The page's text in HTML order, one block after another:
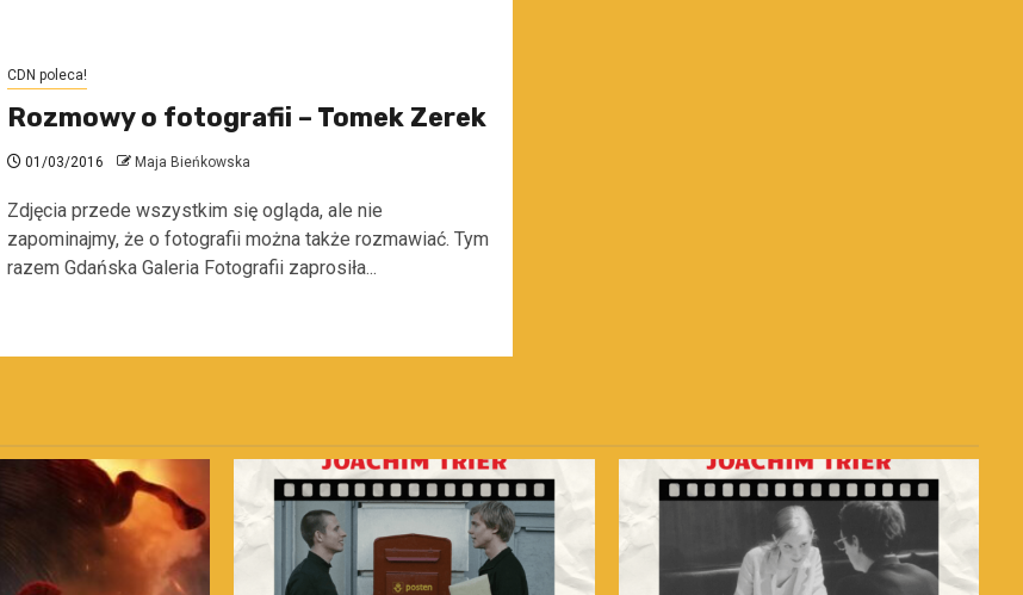
CDN poleca!
Rozmowy o fotografii – Tomek Zerek
01/03/2016 Maja Bieńkowska
Zdjęcia przede wszystkim się ogląda, ale nie
zapominajmy, że o fotografii można także rozmawiać. Tym
razem Gdańska Galeria Fotografii zaprosiła...